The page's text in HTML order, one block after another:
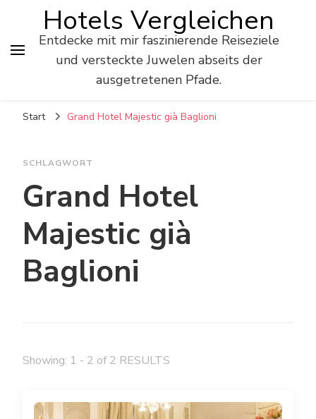
Hotels Vergleichen
Entdecke mit mir faszinierende Reiseziele
und versteckte Juwelen abseits der
ausgetretenen Pfade.
Start Grand Hotel Majestic già Baglioni
SCHLAGWORT
Grand Hotel
Majestic già
Baglioni
Showing: 1 - 2 of 2 RESULTS